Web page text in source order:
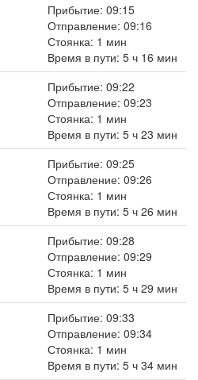
Прибытие: 09:15
Отправление: 09:16
Стоянка: 1 мин
Время в пути: 5 ч 16 мин
Прибытие: 09:22
Отправление: 09:23
Стоянка: 1 мин
Время в пути: 5 ч 23 мин
Прибытие: 09:25
Отправление: 09:26
Стоянка: 1 мин
Время в пути: 5 ч 26 мин
Прибытие: 09:28
Отправление: 09:29
Стоянка: 1 мин
Время в пути: 5 ч 29 мин
Прибытие: 09:33
Отправление: 09:34
Стоянка: 1 мин
Время в пути: 5 ч 34 мин